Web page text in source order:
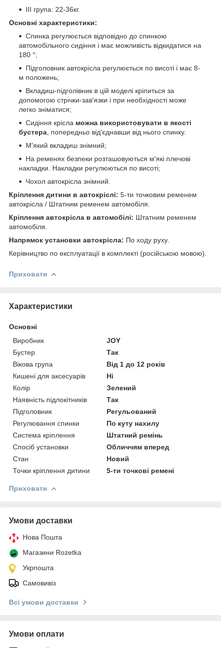
III група: 22-36кг.
Основні характеристики:
Спинка регулюється відповідно до спинкою
автомобільного сидіння і має можливість відкидатися на
180 °;
Підголовник автокрісла регулюється по висоті і має 8-
м положень;
Вкладиш-підголівник в цій моделі кріпиться за
допомогою стрічки-зав'язки і при необхідності може
легко зніматися;
Сидіння крісла можна використовувати в якості
бустера , попередньо від'єднавши від нього спинку.
М'який вкладиш знімний;
На ременях безпеки розташовуються м'які плечові
накладки. Накладки регулюються по висоті;
Чохол автокрісла знімний.
Кріплення дитини в автокріслі: 5-ти точковим ременем
автокрісла / Штатним ременем автомобіля.
Кріплення автокрісла в автомобілі: Штатним ременем
автомобіля.
Напрямок установки автокрісла: По ходу руху.
Керівництво по експлуатації в комплекті (російською мовою).
Приховати
Характеристики
Основні
Виробник
JOY
Бустер
Так
Вікова група
Від 1 до 12 років
Кишені для аксесуарів
Ні
Колір
Зелений
Наявність підлокітників
Так
Підголовник
Регульований
Регулювання спинки
По куту нахилу
Система кріплення
Штатний ремінь
Спосіб установки
Обличчям вперед
Стан
Новий
Точки кріплення дитини
5-ти точкові ремені
Приховати
Умови доставки
Нова Пошта
Магазини Rozetka
Укрпошта
Самовивіз
Всі умови доставки
Умови оплати